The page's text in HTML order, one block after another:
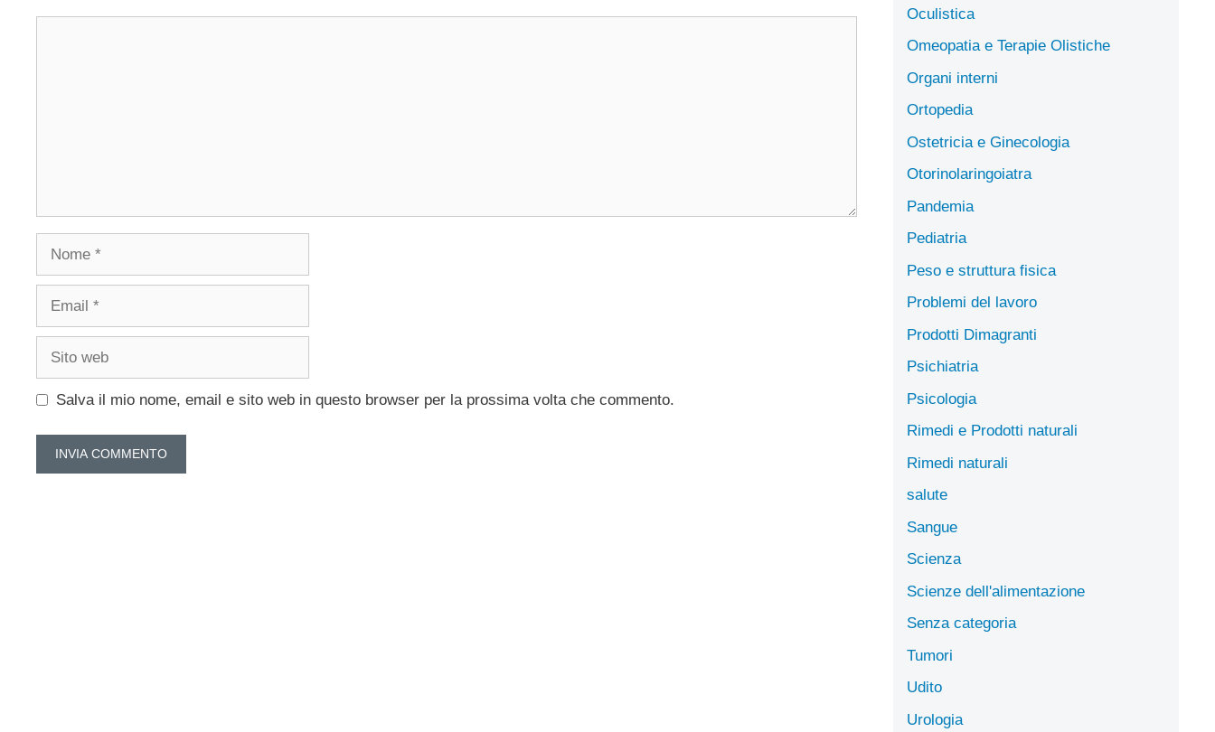
Salva il mio nome, email e sito web in questo browser per la prossima volta che commento.
Oculistica
Omeopatia e Terapie Olistiche
Organi interni
Ortopedia
Ostetricia e Ginecologia
Otorinolaringoiatra
Pandemia
Pediatria
Peso e struttura fisica
Problemi del lavoro
Prodotti Dimagranti
Psichiatria
Psicologia
Rimedi e Prodotti naturali
Rimedi naturali
salute
Sangue
Scienza
Scienze dell'alimentazione
Senza categoria
Tumori
Udito
Urologia